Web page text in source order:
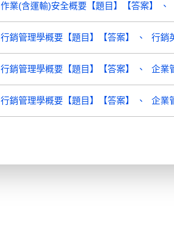
作業(含運輸)安全概要【題目】【答案】
行銷管理學概要【題目】【答案】 行銷
行銷管理學概要【題目】【答案】 企業
行銷管理學概要【題目】【答案】 企業